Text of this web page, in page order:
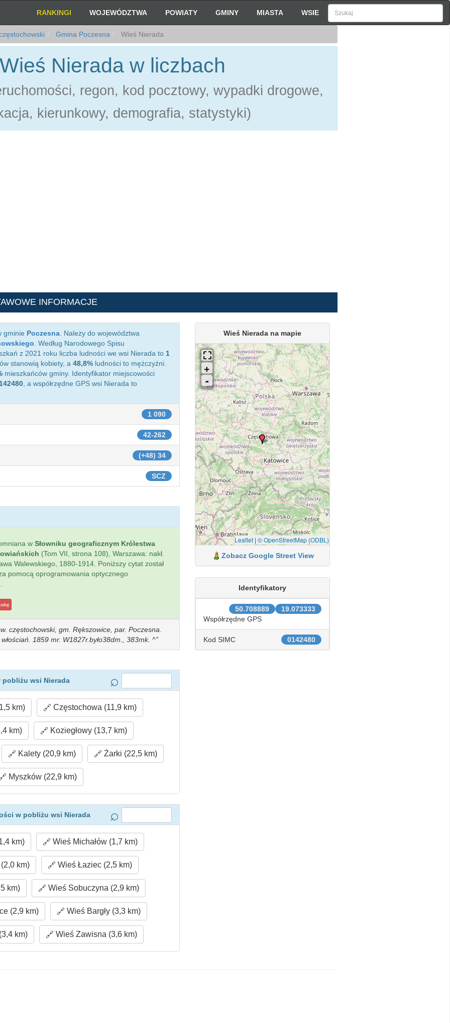
RANKINGI WOJEWÓDZTWA POWIATY GMINY MIASTA WSIE
Gmina Poczesna Wieś Nierada
Wieś Nierada w liczbach
regon, kod pocztowy, wypadki drogowe,
kierunkowy, demografia, statystyki)
INFORMACJE
gminie Poczesna . Należy do województwa
. Według Narodowego Spisu
z 2021 roku liczba ludności we wsi Nierada to 1
stanowią kobiety, a 48,8% ludności to mężczyźni.
mieszkańców gminy. Identyfikator miejscowości
, a współrzędne GPS wsi Nierada to
1 090
42-262
(+48) 34
SCZ
w Słowniku geograficznym Królestwa
(Tom VII, strona 108), Warszawa: nakł.
Walewskiego, 1880-1914. Poniższy cytat został
pomocą oprogramowania optycznego
częstochowski, gm. Rększowice, par. Poczesna.
1859 mr. W1827r.było38dm., 383mk. ^
pobliżu wsi Nierada
km) Częstochowa (11,9 km)
km) Koziegłowy (13,7 km)
Kalety (20,9 km) Żarki (22,5 km)
Myszków (22,9 km)
w pobliżu wsi Nierada
km) Wieś Michałów (1,7 km)
km) Wieś Łaziec (2,5 km)
km) Wieś Sobuczyna (2,9 km)
(2,9 km) Wieś Bargły (3,3 km)
km) Wieś Zawisna (3,6 km)
Wieś Nierada na mapie
Leaflet| © OpenStreetMap (ODBL)
Zobacz Google Street View
Identyfikatory
19.073333
50.708889
Współrzędne GPS
0142480
Kod SIMC